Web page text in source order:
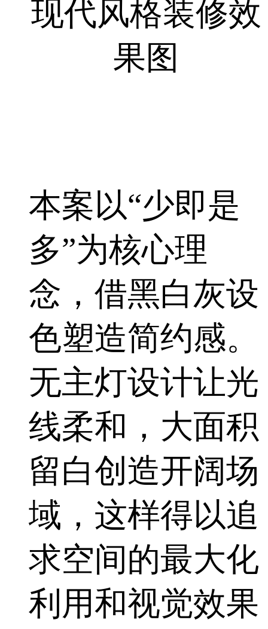
本案以“少即是
多”为核心理
念，借黑白灰设
色塑造简约感。
无主灯设计让光
线柔和，大面积
留白创造开阔场
域，这样得以追
求空间的最大化
利用和视觉效果